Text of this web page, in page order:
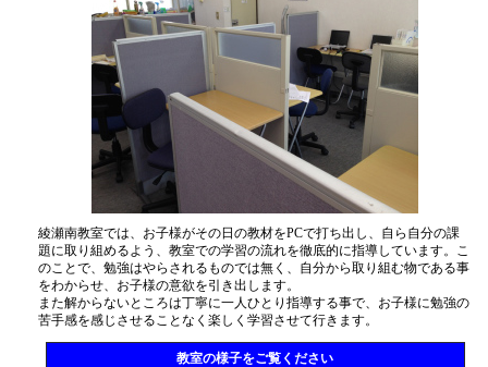
綾瀬南教室では、お子様がその日の教材をPCで打ち出し、自ら自分の課
題に取り組めるよう、教室での学習の流れを徹底的に指導しています。こ
のことで、勉強はやらされるものでは無く、自分から取り組む物である事
をわからせ、お子様の意欲を引き出します。
また解からないところは丁寧に一人ひとり指導する事で、お子様に勉強の
苦手感を感じさせることなく楽しく学習させて行きます。
教室の様子をご覧ください